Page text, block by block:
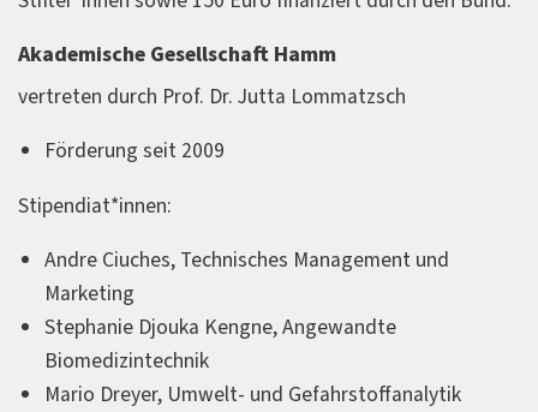
Akademische Gesellschaft Hamm
vertreten durch Prof. Dr. Jutta Lommatzsch
Förderung seit 2009
Stipendiat*innen:
Andre Ciuches, Technisches Management und
Marketing
Stephanie Djouka Kengne, Angewandte
Biomedizintechnik
Mario Dreyer, Umwelt- und Gefahrstoffanalytik